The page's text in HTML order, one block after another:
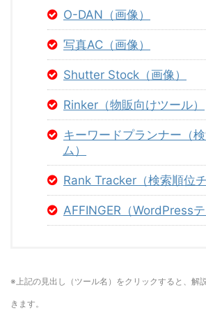
写真AC（画像）
Shutter Stock（画像）
Rinker（物販向けツール）
キーワードプランナー（
ム）
Rank Tracker（検索順位
AFFINGER（WordPress